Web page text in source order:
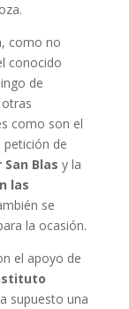
como no
conocido
de
como son el
petición de
Blas y la
las
se
la ocasión.
el apoyo de
supuesto una